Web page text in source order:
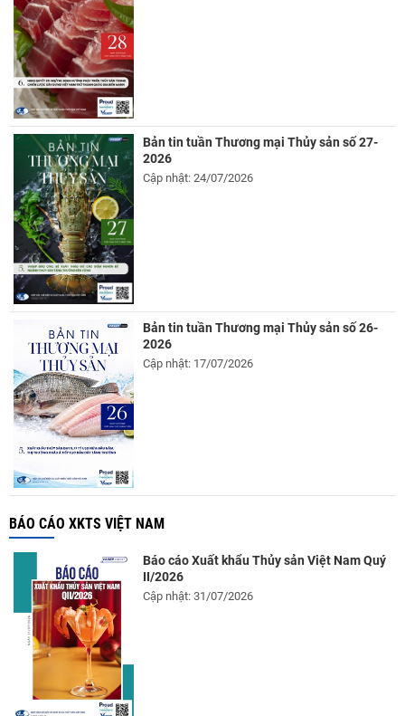
Bản tin tuần Thương mại Thủy sản số 27-
2026
Cập nhật: 24/07/2026
Bản tin tuần Thương mại Thủy sản số 26-
2026
Cập nhật: 17/07/2026
BÁO CÁO XKTS VIỆT NAM
Báo cáo Xuất khẩu Thủy sản Việt Nam Quý
II/2026
Cập nhật: 31/07/2026